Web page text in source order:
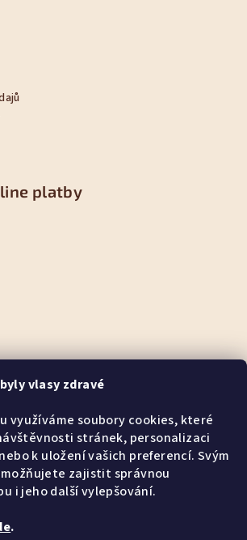
vlasy zdravé
využíváme soubory cookies, které
stránek, personalizaci
k uložení vašich preferencí. Svým
zajistit správnou
i jeho další vylepšování.
.
platby